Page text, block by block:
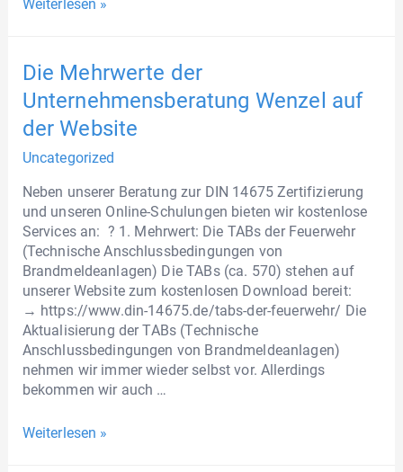
Weiterlesen »
Die Mehrwerte der
Unternehmensberatung Wenzel auf
der Website
Uncategorized
Neben unserer Beratung zur DIN 14675 Zertifizierung
und unseren Online-Schulungen bieten wir kostenlose
Services an: ? 1. Mehrwert: Die TABs der Feuerwehr
(Technische Anschlussbedingungen von
Brandmeldeanlagen) Die TABs (ca. 570) stehen auf
unserer Website zum kostenlosen Download bereit:
→ https://www.din-14675.de/tabs-der-feuerwehr/ Die
Aktualisierung der TABs (Technische
Anschlussbedingungen von Brandmeldeanlagen)
nehmen wir immer wieder selbst vor. Allerdings
bekommen wir auch …
Weiterlesen »